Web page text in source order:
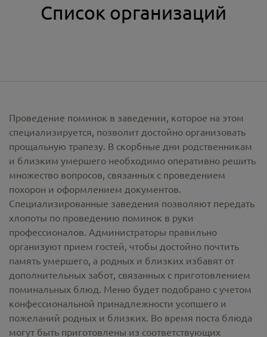
Список организаций
Проведение поминок в заведении, которое на этом
специализируется, позволит достойно организовать
прощальную трапезу. В скорбные дни родственникам
и близким умершего необходимо оперативно решить
множество вопросов, связанных с проведением
похорон и оформлением документов.
Специализированные заведения позволяют передать
хлопоты по проведению поминок в руки
профессионалов. Администраторы правильно
организуют прием гостей, чтобы достойно почтить
память умершего, а родных и близких избавят от
дополнительных забот, связанных с приготовлением
поминальных блюд. Меню будет подобрано с учетом
конфессиональной принадлежности усопшего и
пожеланий родных и близких. Во время поста блюда
могут быть приготовлены из соответствующих